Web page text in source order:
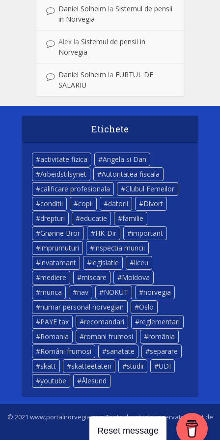
Daniel Solheim la Sistemul de pensii
in Norvegia
Alex la Sistemul de pensii in
Norvegia
Daniel Solheim la FURTUL DE
SALARIU
Etichete
activitate fizica
Angela si Dan
Arbeidstilsynet
Autoritatea fiscala
calificare profesionala
Clubul Femeilor
conditii
copii datorii
Divort
drepturi
educatie
familie
Grønne Bror
HK-Dir
important
imprumuturi
inspectia muncii
invatamant
legislatie
liceu
mediere
miscare
Moldova
munca
nav NOKUT
norvegia
numar personal norvegian
Oslo
PAYE tax
recomandari
reglementari
Romania
romani frumosi
românia
Români frumoși
sanatate
separare
skatt
skatteetaten studii
UDI
youtube
Ålesund
© 2021 www.portalnorvegia.com Toate drepturile rezervate. Creat de
Dan Sarbei
Reset message